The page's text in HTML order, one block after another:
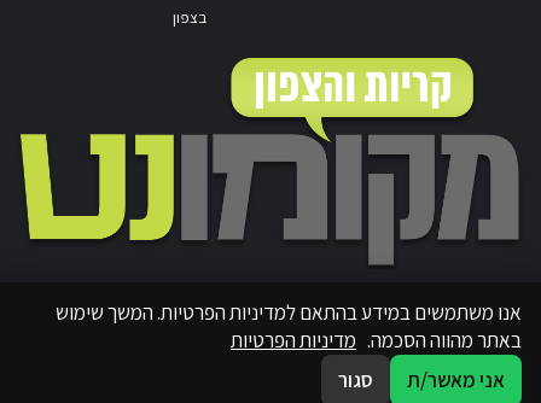
בצפון
אנו משתמשים במידע בהתאם למדיניות הפרטיות. המשך שימוש
באתר מהווה הסכמה. מדיניות הפרטיות
אני מאשר/ת
סגור